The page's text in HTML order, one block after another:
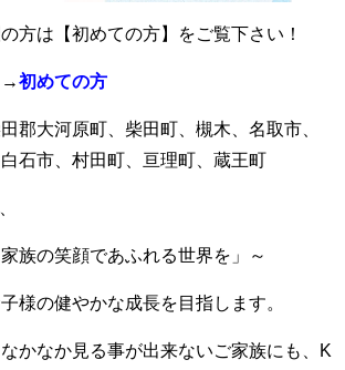
方は【初めての方】をご覧下さい！
→初めての方
郡大河原町、柴田町、槻木、名取市、
石市、村田町、亘理町、蔵王町
族の笑顔であふれる世界を」～
様の健やかな成長を目指します。
かなか見る事が出来ないご家族にも、K